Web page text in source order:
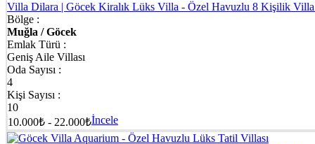
Villa Dilara | Göcek Kiralık Lüks Villa - Özel Havuzlu 8 Kişilik Villa
Bölge :
Muğla / Göcek
Emlak Türü :
Geniş Aile Villası
Oda Sayısı :
4
Kişi Sayısı :
10
10.000₺ - 22.000₺İncele